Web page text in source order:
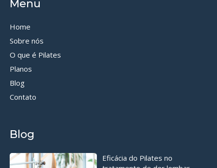
Menu
Home
Sobre nós
O que é Pilates
Planos
Blog
Contato
Blog
Eficácia do Pilates no